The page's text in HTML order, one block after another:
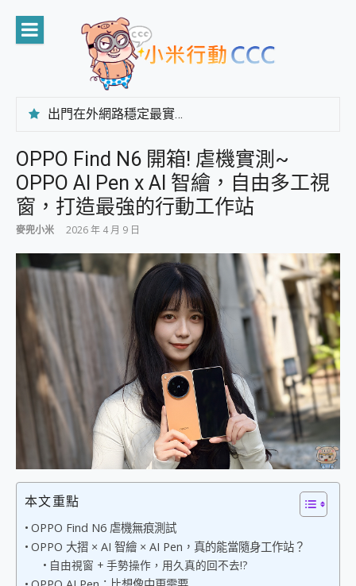
content
出門在外網路穩定最實在 「台灣大哥大」榮獲 4G/5G 在線率全球 NO.3 全台第一與全台六冠王實測心得，走到哪順到哪！
CP 值天花板~ Bongcom BS5 足球君開箱~ 短焦投影機 3千元就能擁有！ 折扣碼在這～
專為 PC上的 XBOX和掌機設計的 FireCuda X1070 SSD 固態硬碟開箱 評測
台灣製攝影機在這裡，100%全無線設計 SpotCam Solo Eco 太陽能防水雲端攝影機 SpotCam Solo 3 2.5K高畫質戶外攝影機 開箱 評測
電力超超超持久 MSI 微星 Prestige 14 AI+ D3MG-031TW 14吋 開箱評價，AI輕薄商務筆電 Copilot+ PC
超懂拍、耐用 AI 街拍機~ realme 16 Pro 開箱評價~ 2 億畫素 LumaColor 影像、持久續航與 IP69K 高防護
AI 支付 一錶搞定大小事 Xiaomi Watch 5 開箱 評測
超驚艷 讓人一眼就愛上 LENOVO 聯想 Yoga Book 9 14吋 AI輕薄筆電 開箱 評測
美到讓人超想擁有 moto pad 60 系列 與 Moto | Swarovski razr 60 冰藍限定版本 開箱 評測
好用的 EaseUS Partition Master 讓您輕鬆的移除與格式化有防寫保護的隨身碟或SD卡
一鍵修復模糊影片、舊照的 AI 好幫手! VideoProc Converter AI 新版全解析 × 年末優惠，一篇全看懂
小朋友才做選擇 投影機 RGB藍牙音響 氛圍情境燈 我通通都要！ Starfish 2 幻彩膠囊投影機｜結合「 智慧投影 & 煥彩流動 」的沈浸式生活新體驗
外型超吸晴~ 給您絕佳操控體驗 GravaStar Mercury K1 系列 異星機械鍵盤與 Mercury X 系列 輕量無線電競滑鼠 開箱 評測
開箱~變身「蜘蛛人」椅子軍師！MSI MPG 491CQP QD-OLED 超寬曲面電競螢幕，多工辦公、爽度滿滿的終極桌面體驗
iPhone 17 系列 有認證的防護來囉！ imos 首家導入 UL MCV 行銷宣告驗證的手機配件品牌
小巧好吸不擋鏡頭 有Qi2認證的 ONPRO MagReact MXs2 5000mAh薄型磁吸無線急速行動電源 開箱 評測
會走動的冷暖氣 SONY REON POCKET PRO 穿戴式智慧冷暖調溫裝置 開箱 評測
寶可夢飛人外掛iToolab AnyGo全新升級，GO Fest 五折優惠嗨翻天！支援 iOS/Android！
百倍變焦實測~ vivo X200 Pro 與 S25 Ultra 誰能滿足全場景拍攝需求？
飛利浦 JS7310 ⚡【電急便｜行動儲能救車電源】 可靠的旅行夥伴！帶給您優異的安全性與強大供電效能
是螢幕也是電視! 一機超多用途「MSI微星 Modern MD272UPSW 27型」 4K IPS 輕薄商用智慧聯網螢幕 開箱 評測
OPPO Find N6 開箱! 虐機實測~
OPPO AI Pen x AI 智繪，自由多工視
窗，打造最強的行動工作站
麥兜小米 2026 年 4 月 9 日
本文重點
OPPO Find N6 虐機無痕測試
OPPO 大摺 × AI 智繪 × AI Pen，真的能當隨身工作站？
自由視窗 + 手勢操作，用久真的回不去!?